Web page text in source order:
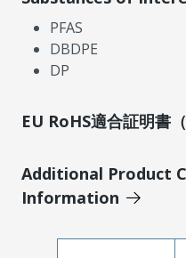
PFAS
DBDPE
DP
EU RoHS適合証明書
Additional Product
Information